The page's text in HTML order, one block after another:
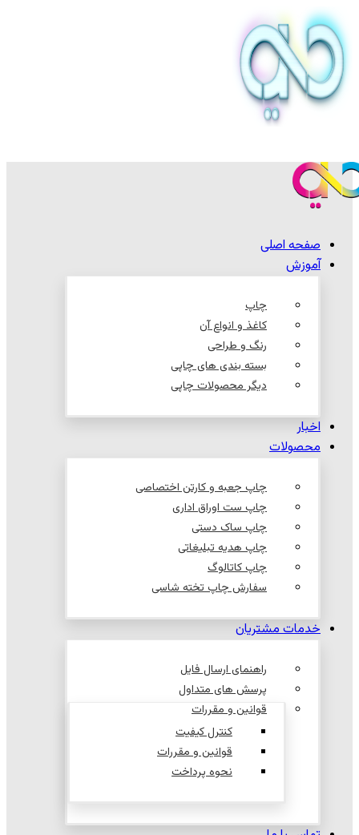
صفحه اصلی
آموزش
چاپ
کاغذ و انواع آن
رنگ و طراحی
بسته بندی های چاپی
دیگر محصولات چاپی
اخبار
محصولات
چاپ جعبه و کارتن اختصاصی
چاپ ست اوراق اداری
چاپ ساک دستی
چاپ هدیه تبلیغاتی
چاپ کاتالوگ
سفارش چاپ تخته شاسی
خدمات مشتریان
راهنمای ارسال فایل
پرسش های متداول
قوانین و مقررات
کنترل کیفیت
قوانین و مقررات
نحوه پرداخت